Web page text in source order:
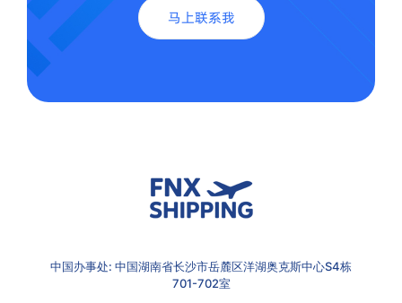
马上联系我
中国办事处: 中国湖南省长沙市岳麓区洋湖奥克斯中心S4栋
701-702室